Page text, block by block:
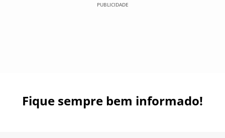
PUBLICIDADE
Fique sempre bem informado!